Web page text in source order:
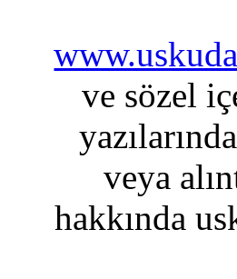
ve sözel
veya
hakkında